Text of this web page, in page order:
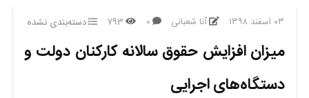
۰۳ اسفند ۱۳۹۸ آنا شعبانی 0
793 دسته‌بندی نشده
میزان افزایش حقوق سالانه کارکنان دولت و
دستگاه‌های اجرایی